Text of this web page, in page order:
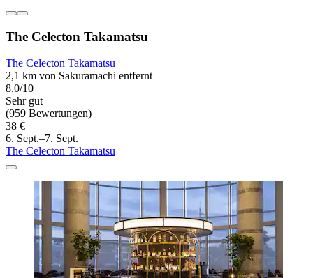
The Celecton Takamatsu
The Celecton Takamatsu
2,1 km von Sakuramachi entfernt
8,0/10
Sehr gut
(959 Bewertungen)
38 €
6. Sept.–7. Sept.
The Celecton Takamatsu